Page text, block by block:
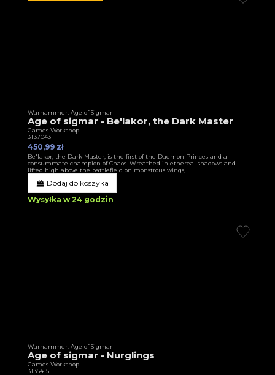
Warhammer: Age of Sigmar
Age of sigmar - Be'lakor, the Dark Master
Games Workshop
3T37043
450,99 zł
Be'lakor, the Dark Master, is the first of the Daemon Princes and a
consummate champion of Chaos. Wreathed in ethereal shadows and
lifted high above the battlefield on monstrous wings,
Dodaj do koszyka
Wysyłka w 24 godzin
Warhammer: Age of Sigmar
Age of sigmar - Nurglings
Games Workshop
3T35415